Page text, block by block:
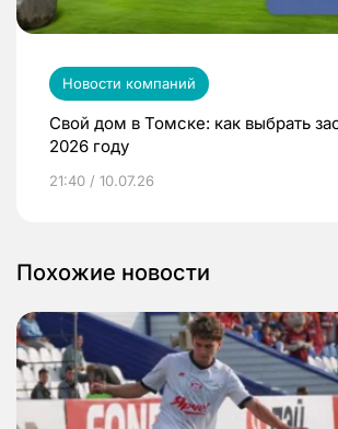
Новости компаний
Свой дом в Томске: как выбрать
2026 году
21:40 / 10.07.26
Похожие новости